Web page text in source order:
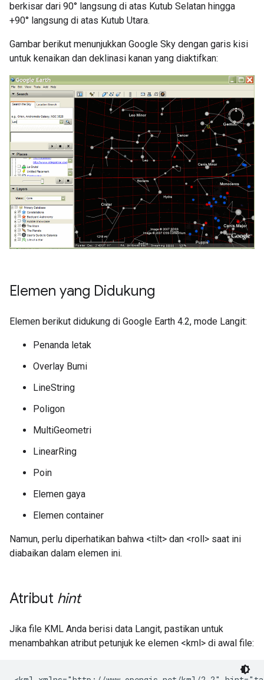
berkisar dari 90° langsung di atas Kutub Selatan hingga
+90° langsung di atas Kutub Utara.
Gambar berikut menunjukkan Google Sky dengan garis kisi
untuk kenaikan dan deklinasi kanan yang diaktifkan:
Elemen yang Didukung
Elemen berikut didukung di Google Earth 4.2, mode Langit:
Penanda letak
Overlay Bumi
LineString
Poligon
MultiGeometri
LinearRing
Poin
Elemen gaya
Elemen container
Namun, perlu diperhatikan bahwa <tilt> dan <roll> saat ini
diabaikan dalam elemen ini.
Atribut hint
Jika file KML Anda berisi data Langit, pastikan untuk
menambahkan atribut petunjuk ke elemen <kml> di awal file: